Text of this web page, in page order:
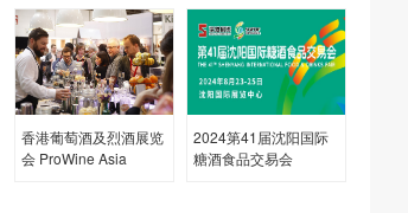
香港葡萄酒及烈酒展览
会 ProWine Asia
2024第41届沈阳国际
糖酒食品交易会